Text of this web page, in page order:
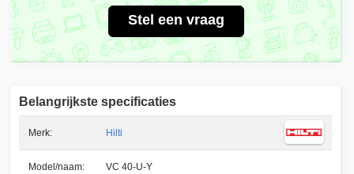
Stel een vraag
Belangrijkste specificaties
Merk: Hilti
Model/naam: VC 40-U-Y